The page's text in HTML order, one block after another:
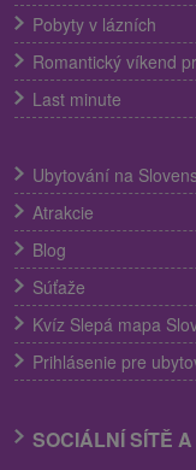
Pobyty v lázních
Romantický víkend
Last minute
Ubytování na
Atrakcie
Blog
Súťaže
Kvíz Slepá mapa
Prihlásenie pre
SOCIÁLNÍ SÍTĚ